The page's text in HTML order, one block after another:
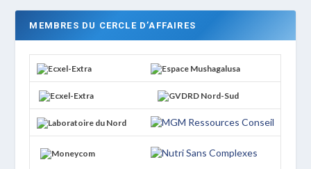
MEMBRES DU CERCLE D’AFFAIRES